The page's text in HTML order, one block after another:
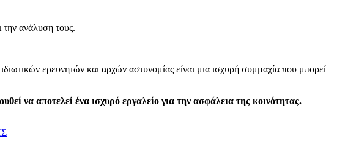
την ανάλυση τους.
ερευνητών και αρχών αστυνομίας είναι μια ισχυρή συμμαχία που μπορεί
να αποτελεί ένα ισχυρό εργαλείο για την ασφάλεια της κοινότητας.